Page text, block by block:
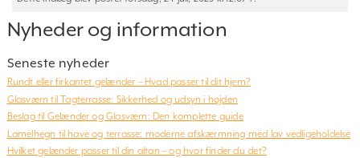
Nyheder og information
Seneste nyheder
Rundt eller firkantet gelænder – Hvad passer til dit hjem?
Glasværn til Tagterrasse: Sikkerhed og udsyn i højden
Beslag til Gelænder og Glasværn: Den komplette guide
Lamelhegn til have og terrasse: moderne afskærmning med lav vedligeholdelse
Hvilket gelænder passer til din altan – og hvor finder du det?